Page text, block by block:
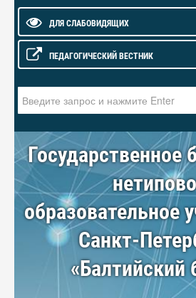
ДЛЯ СЛАБОВИДЯЩИХ
ПЕДАГОГИЧЕСКИЙ ВЕСТНИК
образовательное
Санкт-
«Балтийский